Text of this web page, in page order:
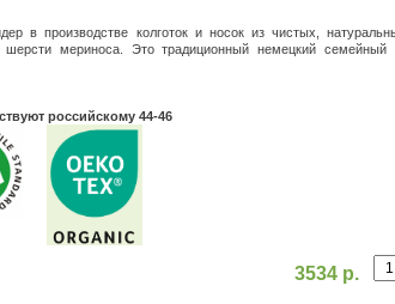
в производстве колготок и носок из чистых,
шерсти мериноса. Это традиционный немецкий
российскому 44-46
3534 р.